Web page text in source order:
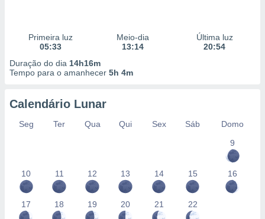
Primeira luz
05:33
Meio-dia
13:14
Última luz
20:54
Duração do dia 14h16m
Tempo para o amanhecer 5h 4m
Calendário Lunar
Seg Ter Qua Qui Sex Sáb
Domo
9
10 11 12 13 14 15 16
17 18 19 20 21 22